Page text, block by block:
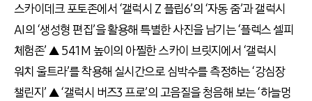
스카이데크 포토존에서 ‘갤럭시 Z 플립6’의 ‘자동 줌’과 갤럭시
AI의 ‘생성형 편집’을 활용해 특별한 사진을 남기는 ‘플렉스 셀피
체험존’ ▲ 541M 높이의 아찔한 스카이 브릿지에서 ‘갤럭시
워치 울트라’를 착용해 실시간으로 심박수를 측정하는 ‘강심장
챌린지’ ▲ ‘갤럭시 버즈3 프로’의 고음질을 청음해 보는 ‘하늘멍